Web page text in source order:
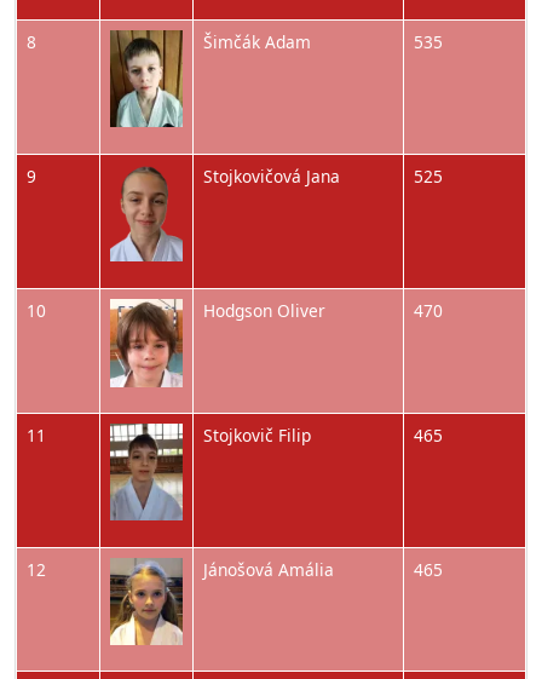
8 Obrázok Šimčák Adam 535
9 Obrázok Stojkovičová Jana 525
10 Obrázok Hodgson Oliver 470
11 Obrázok Stojkovič Filip 465
12 Obrázok Jánošová Amália 465